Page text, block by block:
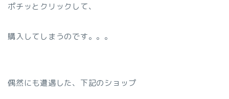
ポチッとクリックして、
購入してしまうのです。。。
偶然にも遭遇した、下記のショップ